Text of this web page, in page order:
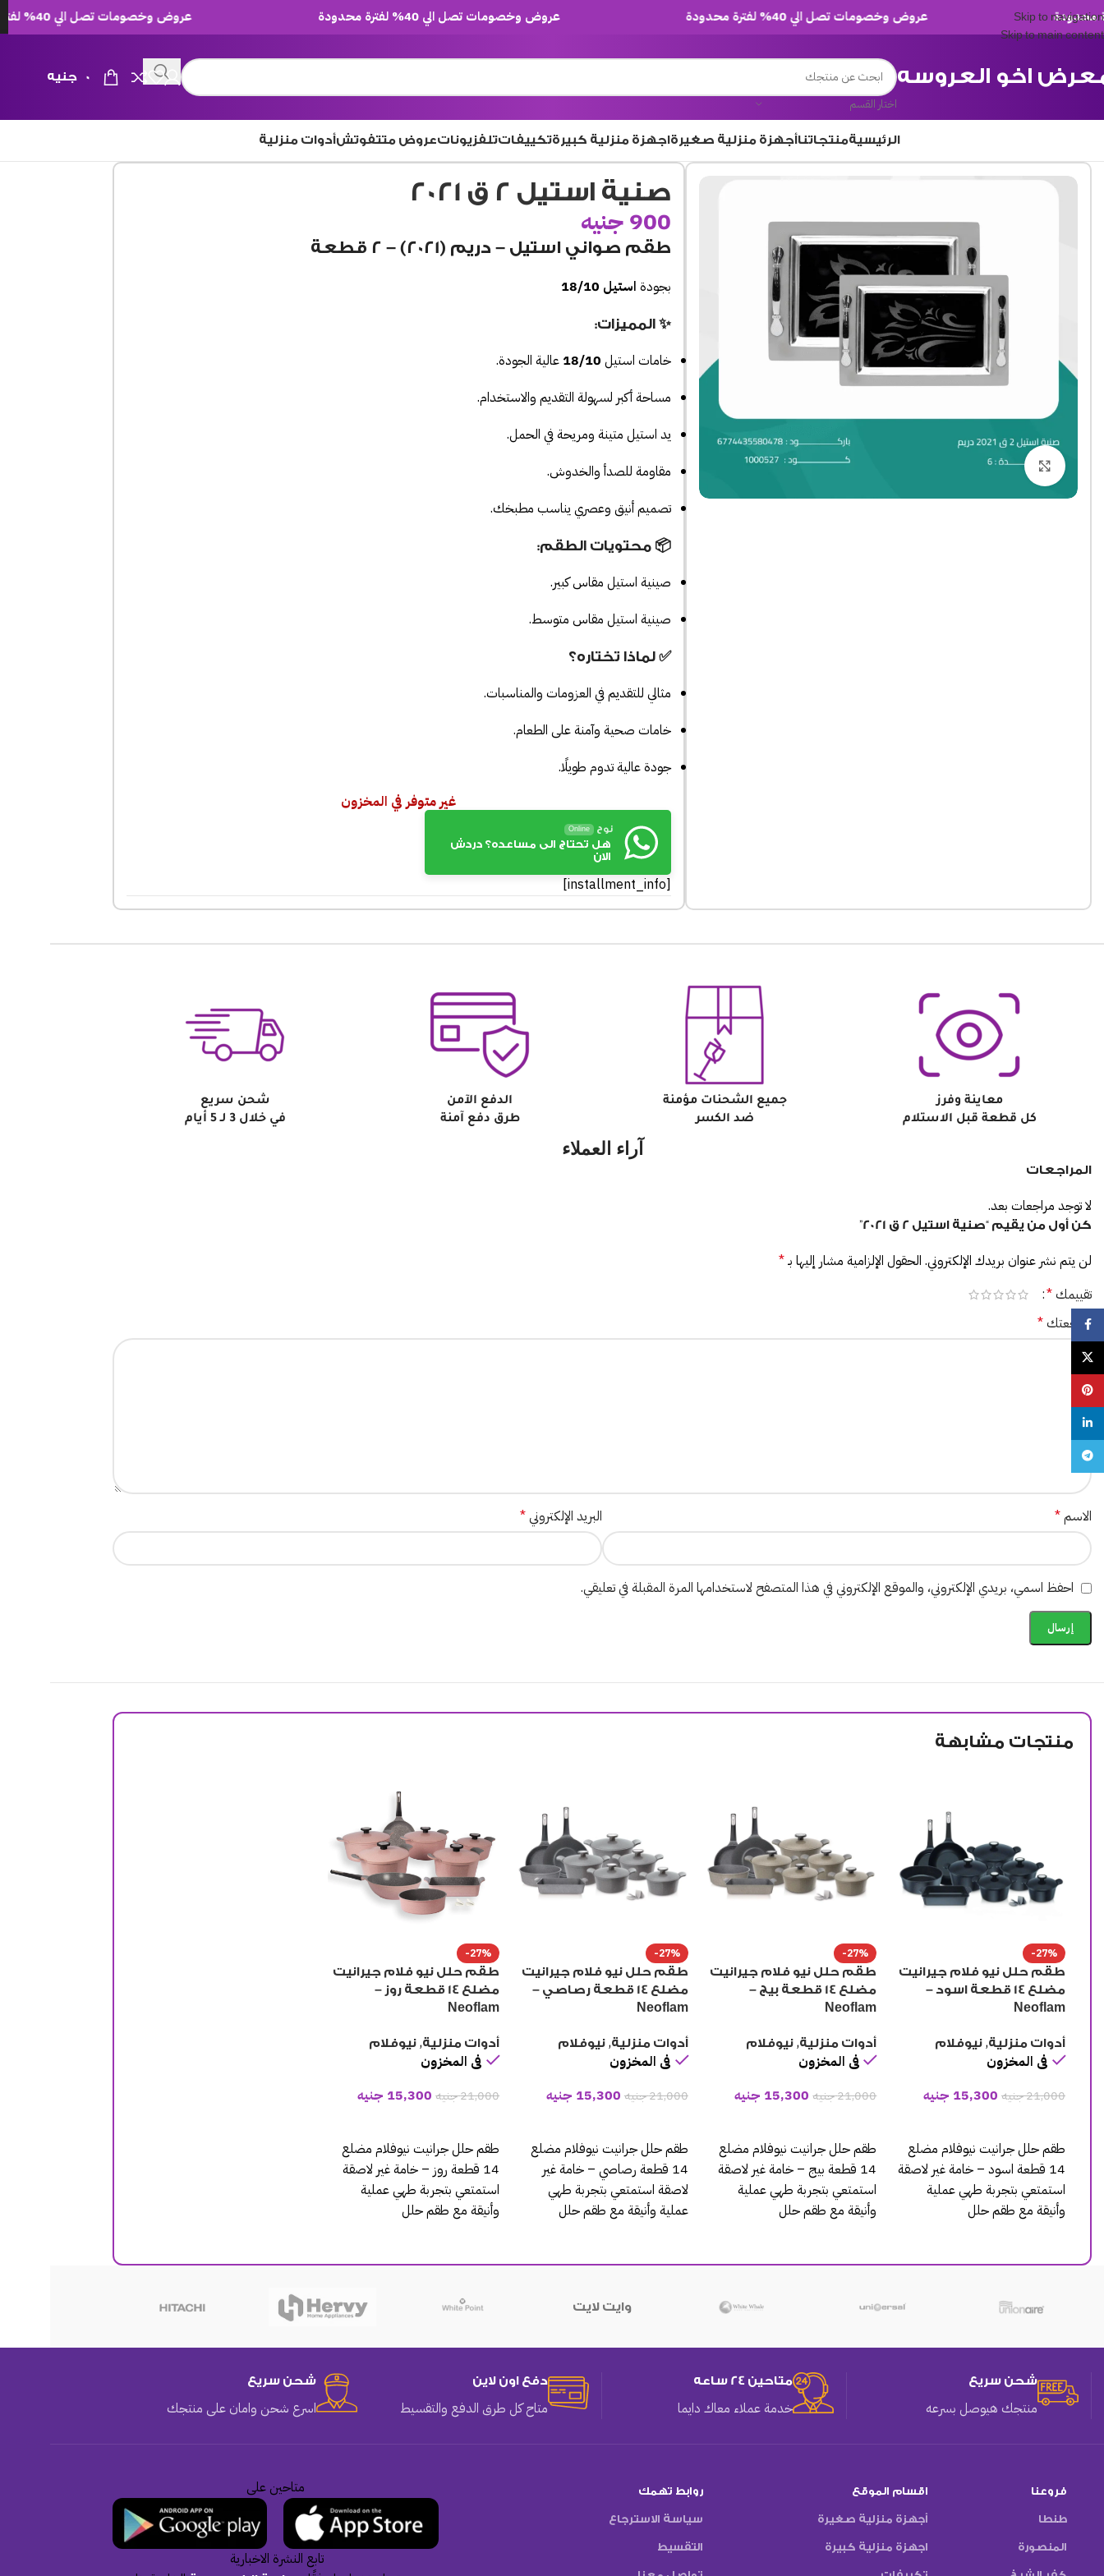
Skip to navigation
Skip to main content
عروض وخصومات تصل الي 40% لفترة محدودة عروض وخصومات تصل الي 40% لفترة محدودة عروض وخصومات تصل الي 40% لفترة محدودة
اخو العروسه
اختار القسم
0 جنيه
الرئيسيةمنتجاتناأجهزة منزلية صغيرةاجهزة منزلية كبيرةتكييفاتتلفزيوناتعروض متتفوتشأدوات منزلية
Click to enlarge
صنية استيل 2 ق 2021
900جنيه
طقم صواني استيل – دريم (2021) – 2 قطعة
بجودة استيل 18/10
✨ المميزات:
خامات استيل 18/10 عالية الجودة.
مساحة أكبر لسهولة التقديم والاستخدام.
يد استيل متينة ومريحة في الحمل.
مقاومة للصدأ والخدوش.
تصميم أنيق وعصري يناسب مطبخك.
📦 محتويات الطقم:
صينية استيل مقاس كبير.
صينية استيل مقاس متوسط.
✅ لماذا تختاره؟
مثالي للتقديم في العزومات والمناسبات.
خامات صحية وآمنة على الطعام.
جودة عالية تدوم طويلًا.
غير متوفر في المخزون
نوح Online
هل تحتاج الى مساعده؟ دردش
الان
[installment_info]
معاينة وفرز
كل قطعة قبل الاستلام
جميع الشحنات مؤمنة
ضد الكسر
الدفع الآمن
طرق دفع آمنة
شحن سريع
في خلال 3 لـ 5 أيام
آراء العملاء
المراجعات
لا توجد مراجعات بعد.
كن أول من يقيم “صنية استيل 2 ق 2021”
لن يتم نشر عنوان بريدك الإلكتروني. الحقول الإلزامية مشار إليها بـ*
تقييمك*
مراجعتك*
الاسم* البريد الإلكتروني*
احفظ اسمي، بريدي الإلكتروني، والموقع الإلكتروني في هذا المتصفح لاستخدامها المرة المقبلة في تعليقي.
منتجات مشابهة
-27%
طقم حلل نيو فلام جيرانيت
مضلع 14 قطعة اسود –
Neoflam
أدوات منزلية, نيوفلام
فى المخزون
21,000جنيه 15,300 جنيه
طقم حلل جرانيت نيوفلام مضلع
14 قطعة اسود – خامة غير لاصقة
استمتعي بتجربة طهي عملية
وأنيقة مع طقم حلل
-27%
طقم حلل نيو فلام جيرانيت
مضلع 14 قطعة بيج –
Neoflam
أدوات منزلية, نيوفلام
فى المخزون
21,000جنيه 15,300 جنيه
طقم حلل جرانيت نيوفلام مضلع
14 قطعة بيج – خامة غير لاصقة
استمتعي بتجربة طهي عملية
وأنيقة مع طقم حلل
-27%
طقم حلل نيو فلام جيرانيت
مضلع 14 قطعة رصاصي –
Neoflam
أدوات منزلية, نيوفلام
فى المخزون
21,000جنيه 15,300 جنيه
طقم حلل جرانيت نيوفلام مضلع
14 قطعة رصاصي – خامة غير
لاصقة استمتعي بتجربة طهي
عملية وأنيقة مع طقم حلل
-27%
طقم حلل نيو فلام جيرانيت
مضلع 14 قطعة روز –
Neoflam
أدوات منزلية, نيوفلام
فى المخزون
21,000جنيه 15,300 جنيه
طقم حلل جرانيت نيوفلام مضلع
14 قطعة روز – خامة غير لاصقة
استمتعي بتجربة طهي عملية
وأنيقة مع طقم حلل
وايت لايت
شحن سريع
منتجك هيوصل بسرعه
متاحين 24 ساعه
خدمة عملاء معاك دايما
دفع اون لاين
متاح كل طرق الدفع والتقسيط
شحن سريع
اسرع شحن وامان على منتجك
فروعنا
طنطا
المنصورة
اقسام الموقع
أجهزة منزلية صغيرة
اجهزة منزلية كبيرة
روابط تهمك
سياسة الاسترجاع
التقسيط
متاحين على
تابع النشرة الاخبارية
Facebook